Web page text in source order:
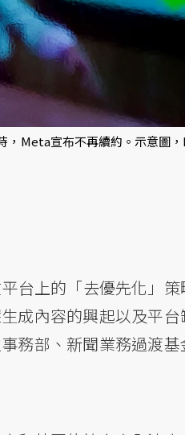
，Meta宣布不再續約。示意圖
台上的「去優先化」策
成內容的興起以及平台
務部、新聞業務過渡基